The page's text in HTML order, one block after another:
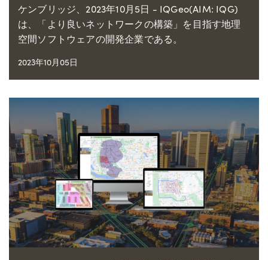
ケンブリッジ、2023年10月5日 - IQGeo(AIM: IQG)
は、「より良いネットワークの構築」を目指す地理
空間ソフトウェアの開発企業である。
2023年10月05日